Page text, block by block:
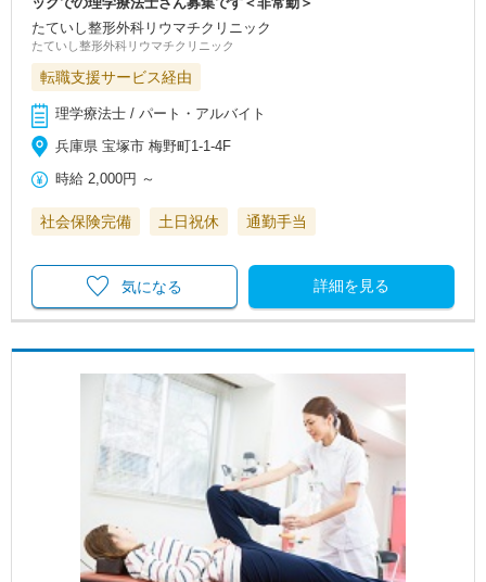
たていし整形外科リウマチクリニック
たていし整形外科リウマチクリニック
転職支援サービス経由
理学療法士 / パート・アルバイト
兵庫県 宝塚市 梅野町1-1-4F
時給 2,000円 ～
社会保険完備 土日祝休 通勤手当
詳細を見る
気になる